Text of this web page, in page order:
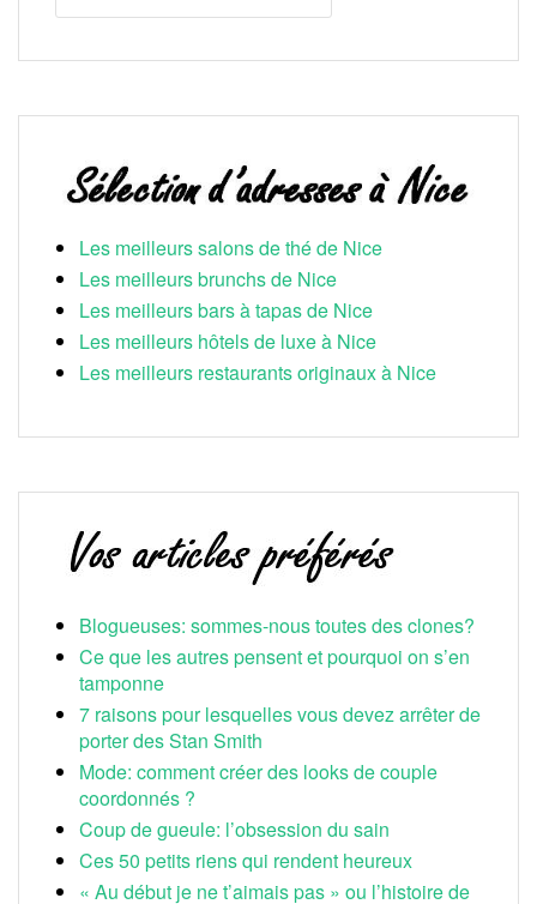
Les meilleurs salons de thé de Nice
Les meilleurs brunchs de Nice
Les meilleurs bars à tapas de Nice
Les meilleurs hôtels de luxe à Nice
Les meilleurs restaurants originaux à Nice
Blogueuses: sommes-nous toutes des clones?
Ce que les autres pensent et pourquoi on s’en
tamponne
7 raisons pour lesquelles vous devez arrêter de
porter des Stan Smith
Mode: comment créer des looks de couple
coordonnés ?
Coup de gueule: l’obsession du sain
Ces 50 petits riens qui rendent heureux
« Au début je ne t’aimais pas » ou l’histoire de